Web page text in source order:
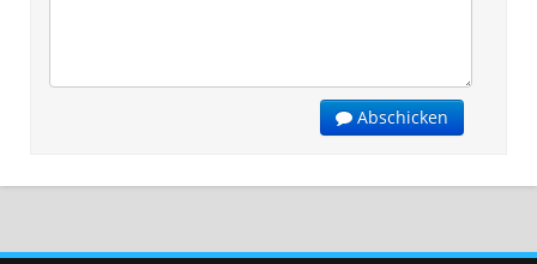
Abschicken